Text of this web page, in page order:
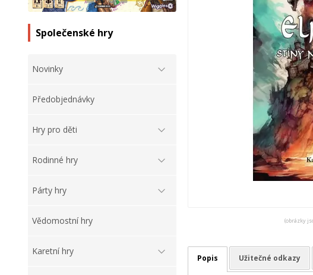
Společenské hry
Novinky
Předobjednávky
Hry pro děti
Rodinné hry
Párty hry
Vědomostní hry
Karetní hry
(obrázky
Popis Užitečné odkazy